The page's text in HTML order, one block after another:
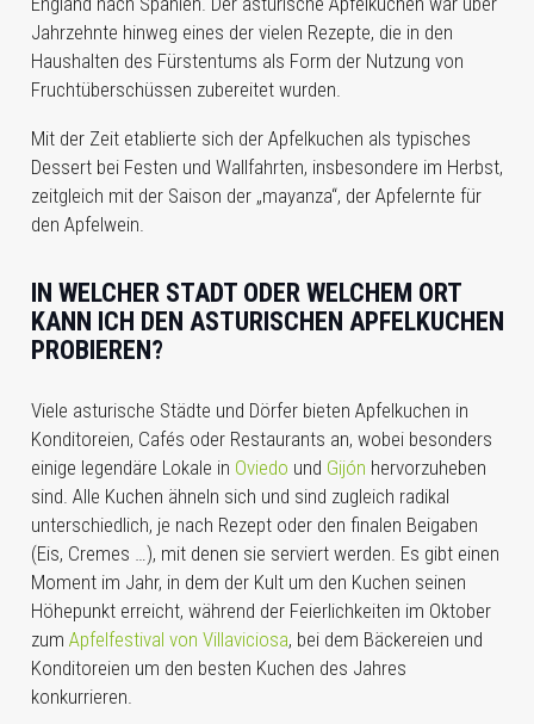
Jahrzehnte hinweg eines der vielen Rezepte, die in den
Haushalten des Fürstentums als Form der Nutzung von
Fruchtüberschüssen zubereitet wurden.
Mit der Zeit etablierte sich der Apfelkuchen als typisches
Dessert bei Festen und Wallfahrten, insbesondere im Herbst,
zeitgleich mit der Saison der „mayanza“, der Apfelernte für
den Apfelwein.
IN WELCHER STADT ODER WELCHEM ORT
KANN ICH DEN ASTURISCHEN APFELKUCHEN
PROBIEREN?
Viele asturische Städte und Dörfer bieten Apfelkuchen in
Konditoreien, Cafés oder Restaurants an, wobei besonders
einige legendäre Lokale in Oviedo und Gijón hervorzuheben
sind. Alle Kuchen ähneln sich und sind zugleich radikal
unterschiedlich, je nach Rezept oder den finalen Beigaben
(Eis, Cremes …), mit denen sie serviert werden. Es gibt einen
Moment im Jahr, in dem der Kult um den Kuchen seinen
Höhepunkt erreicht, während der Feierlichkeiten im Oktober
zum Apfelfestival von Villaviciosa, bei dem Bäckereien und
Konditoreien um den besten Kuchen des Jahres
konkurrieren.